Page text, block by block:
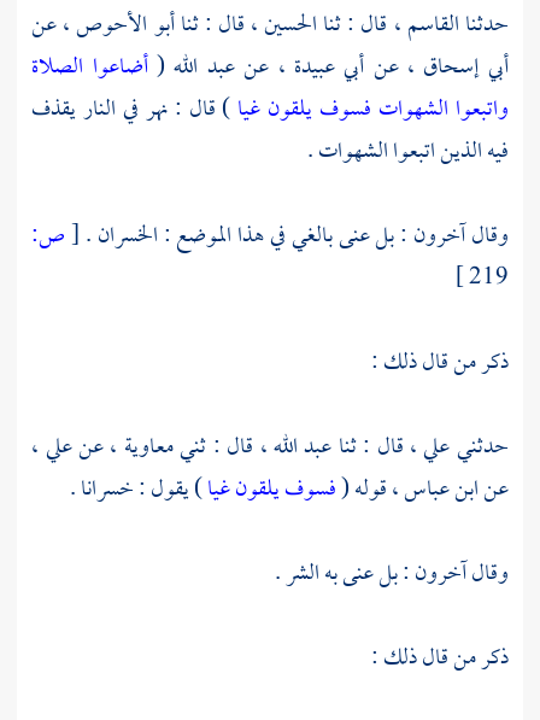
حدثناالقاسم ، قال : ثناالحسين ،قال : ثناأبو الأحوص ،عن
أبي إسحاق ،عن أبي عبيدة ، عنعبد الله (أضاعوا الصلاة
واتبعوا الشهوات فسوف يلقون غيا) قال : نهر في النار يقذف
فيه الذين اتبعوا الشهوات .
وقال آخرون : بل عنى بالغي في هذا الموضع : الخسران .[ص:
219 ]
ذكر من قال ذلك :
حدثنيعلي ،قال : ثناعبد الله ، قال : ثنيمعاوية ،عنعلي ،
عنابن عباس ،قوله (فسوف يلقون غيا) يقول : خسرانا .
وقال آخرون : بل عنى به الشر .
ذكر من قال ذلك :